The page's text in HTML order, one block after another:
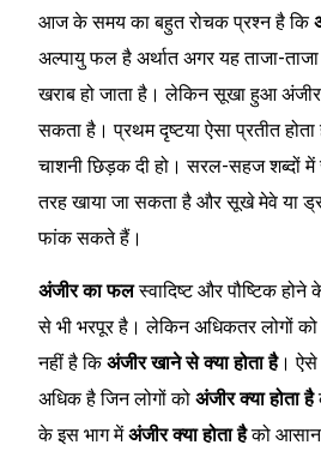
आज के समय का बहुत रोचक प्रश्न है कि
अल्पायु फल है अर्थात अगर यह ताजा-ताजा
खराब हो जाता है। लेकिन सूखा हुआ
सकता है। प्रथम दृष्टया ऐसा प्रतीत
चाशनी छिड़क दी हो। सरल-सहज शब्दों
तरह खाया जा सकता है और सूखे मेवे या
फांक सकते हैं।
अंजीर का फलस्वादिष्ट और पौष्टिक
से भी भरपूर है। लेकिन अधिकतर लोगों को
नहीं है किअंजीर खाने से क्या होता है। ऐसे
अधिक है जिन लोगों को अंजीर क्या होता है
के इस भाग मेंअंजीर क्या होता हैको आसान